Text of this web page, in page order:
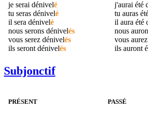
je serai dénivelé
tu seras dénivelé
il sera dénivelé
nous serons dénivelés
vous serez dénivelés
ils seront dénivelés
j'aurai été
tu auras
il aura été
nous
vous
ils auront
Subjonctif
PRÉSENT PASSÉ